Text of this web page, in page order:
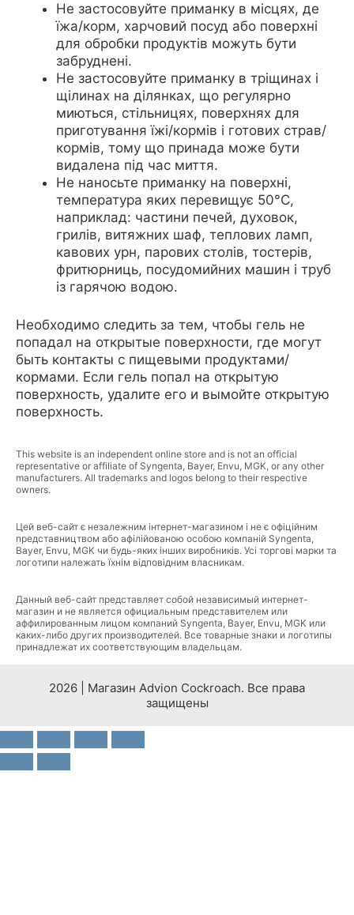
Не застосовуйте приманку в місцях, де
їжа/корм, харчовий посуд або поверхні
для обробки продуктів можуть бути
забруднені.
Не застосовуйте приманку в тріщинах і
щілинах на ділянках, що регулярно
миються, стільницях, поверхнях для
приготування їжі/кормів і готових страв/
кормів, тому що принада може бути
видалена під час миття.
Не наносьте приманку на поверхні,
температура яких перевищує 50°С,
наприклад: частини печей, духовок,
грилів, витяжних шаф, теплових ламп,
кавових урн, парових столів, тостерів,
фритюрниць, посудомийних машин і труб
із гарячою водою.
Необходимо следить за тем, чтобы гель не
попадал на открытые поверхности, где могут
быть контакты с пищевыми продуктами/
кормами. Если гель попал на открытую
поверхность, удалите его и вымойте открытую
поверхность.
This website is an independent online store and is not an official
representative or affiliate of Syngenta, Bayer, Envu, MGK, or any other
manufacturers. All trademarks and logos belong to their respective
owners.
Цей веб-сайт є незалежним інтернет-магазином і не є офіційним
представництвом або афілійованою особою компаній Syngenta,
Bayer, Envu, MGK чи будь-яких інших виробників. Усі торгові марки та
логотипи належать їхнім відповідним власникам.
Данный веб-сайт представляет собой независимый интернет-
магазин и не является официальным представителем или
аффилированным лицом компаний Syngenta, Bayer, Envu, MGK или
каких-либо других производителей. Все товарные знаки и логотипы
принадлежат их соответствующим владельцам.
2026 | Магазин Advion Cockroach. Все права
защищены